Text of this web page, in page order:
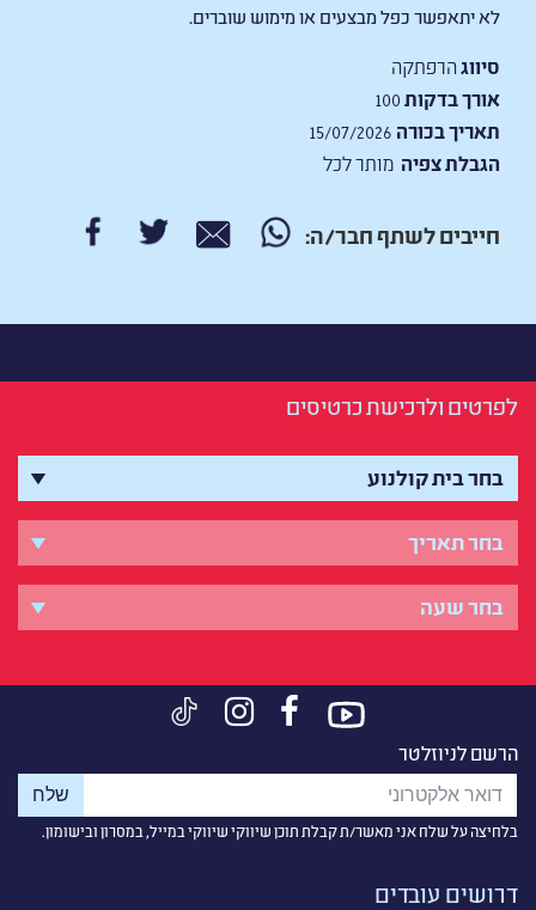
לא יתאפשר כפל מבצעים או מימוש שוברים.
סיווגהרפתקה
אורך בדקות
תאריך בכורה
הגבלת צפיה מותר לכל
חייבים לשתף חבר/ה:
לפרטים ולרכישת כרטיסים
הרשם לניוזלטר
בלחיצה על שלח אני מאשר/ת קבלת תוכן שיווקי שיווקי במייל, במסרון ובישומון.
דרושים עובדים